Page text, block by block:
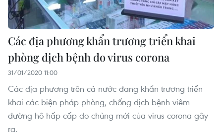
Các địa phương khẩn trương triển khai
phòng dịch bệnh do virus corona
31/01/2020 11:00
Các địa phương trên cả nước đang khẩn trương triển
khai các biện pháp phòng, chống dịch bệnh viêm
đường hô hấp cấp do chủng mới của virus corona gây
ra.